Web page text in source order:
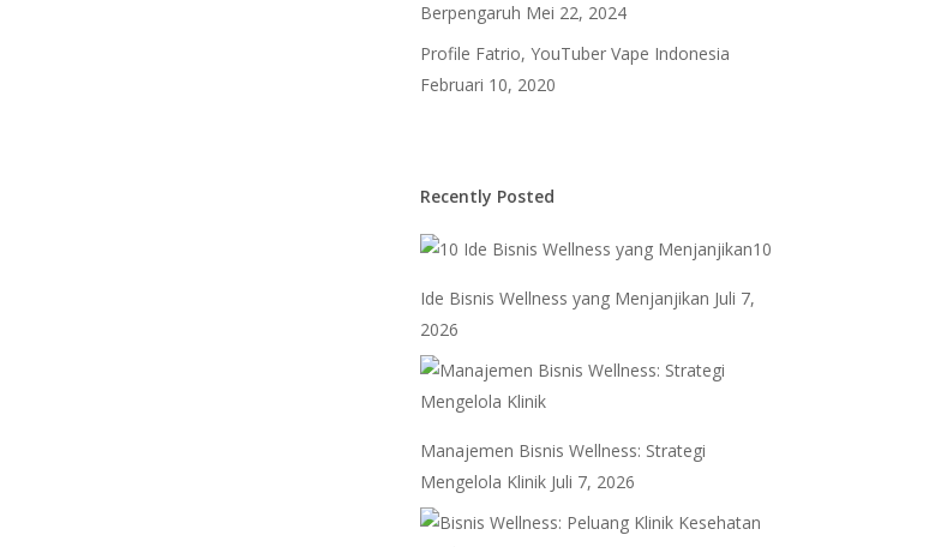
Berpengaruh Mei 22, 2024
Profile Fatrio, YouTuber Vape Indonesia
Februari 10, 2020
Recently Posted
10
Ide Bisnis Wellness yang Menjanjikan Juli 7,
2026
Manajemen Bisnis Wellness: Strategi
Mengelola Klinik Juli 7, 2026